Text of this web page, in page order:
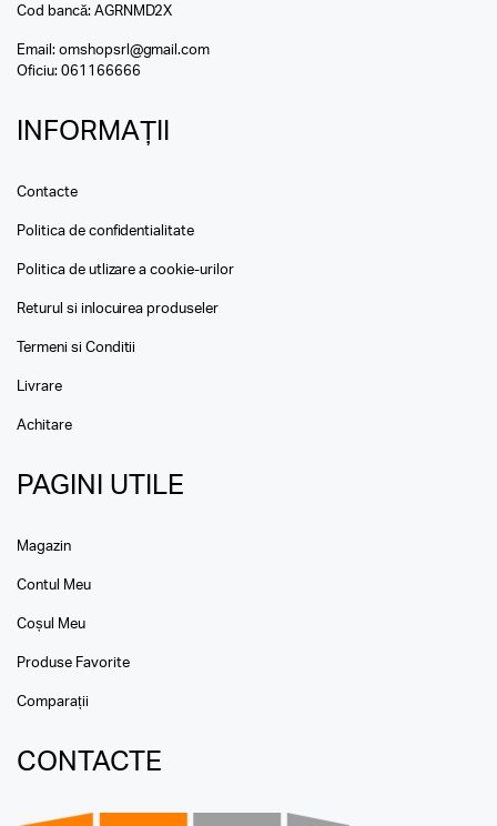
Cod bancă: AGRNMD2X
Email: omshopsrl@gmail.com
Oficiu: 061166666
INFORMAȚII
Contacte
Politica de confidentialitate
Politica de utlizare a cookie-urilor
Returul si inlocuirea produseler
Termeni si Conditii
Livrare
Achitare
PAGINI UTILE
Magazin
Contul Meu
Coșul Meu
Produse Favorite
Comparații
CONTACTE